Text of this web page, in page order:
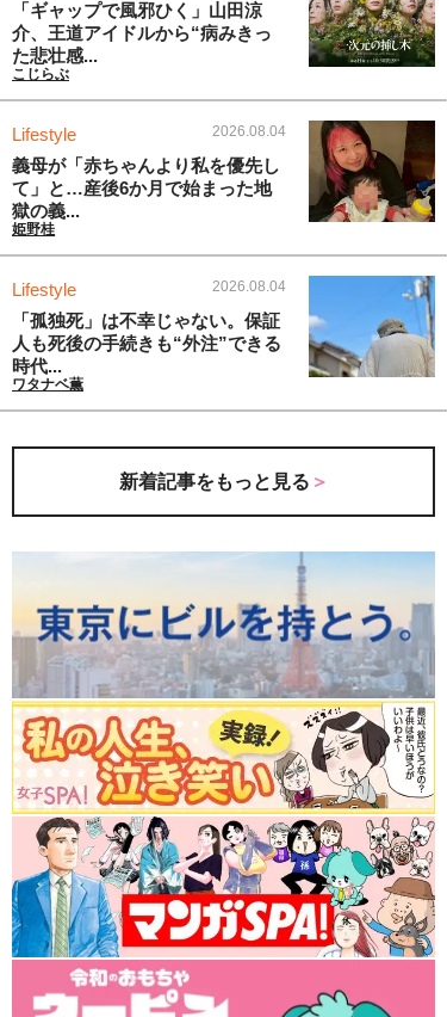
「ギャップで風邪ひく」山田涼
介、王道アイドルから“病みきっ
た悲壮感...
こじらぶ
Lifestyle 2026.08.04
義母が「赤ちゃんより私を優先し
て」と…産後6か月で始まった地
獄の義...
姫野桂
Lifestyle 2026.08.04
「孤独死」は不幸じゃない。保証
人も死後の手続きも“外注”できる
時代...
ワタナベ薫
新着記事をもっと見る